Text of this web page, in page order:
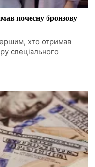
почесну бронзову
хто отримав
спеціального